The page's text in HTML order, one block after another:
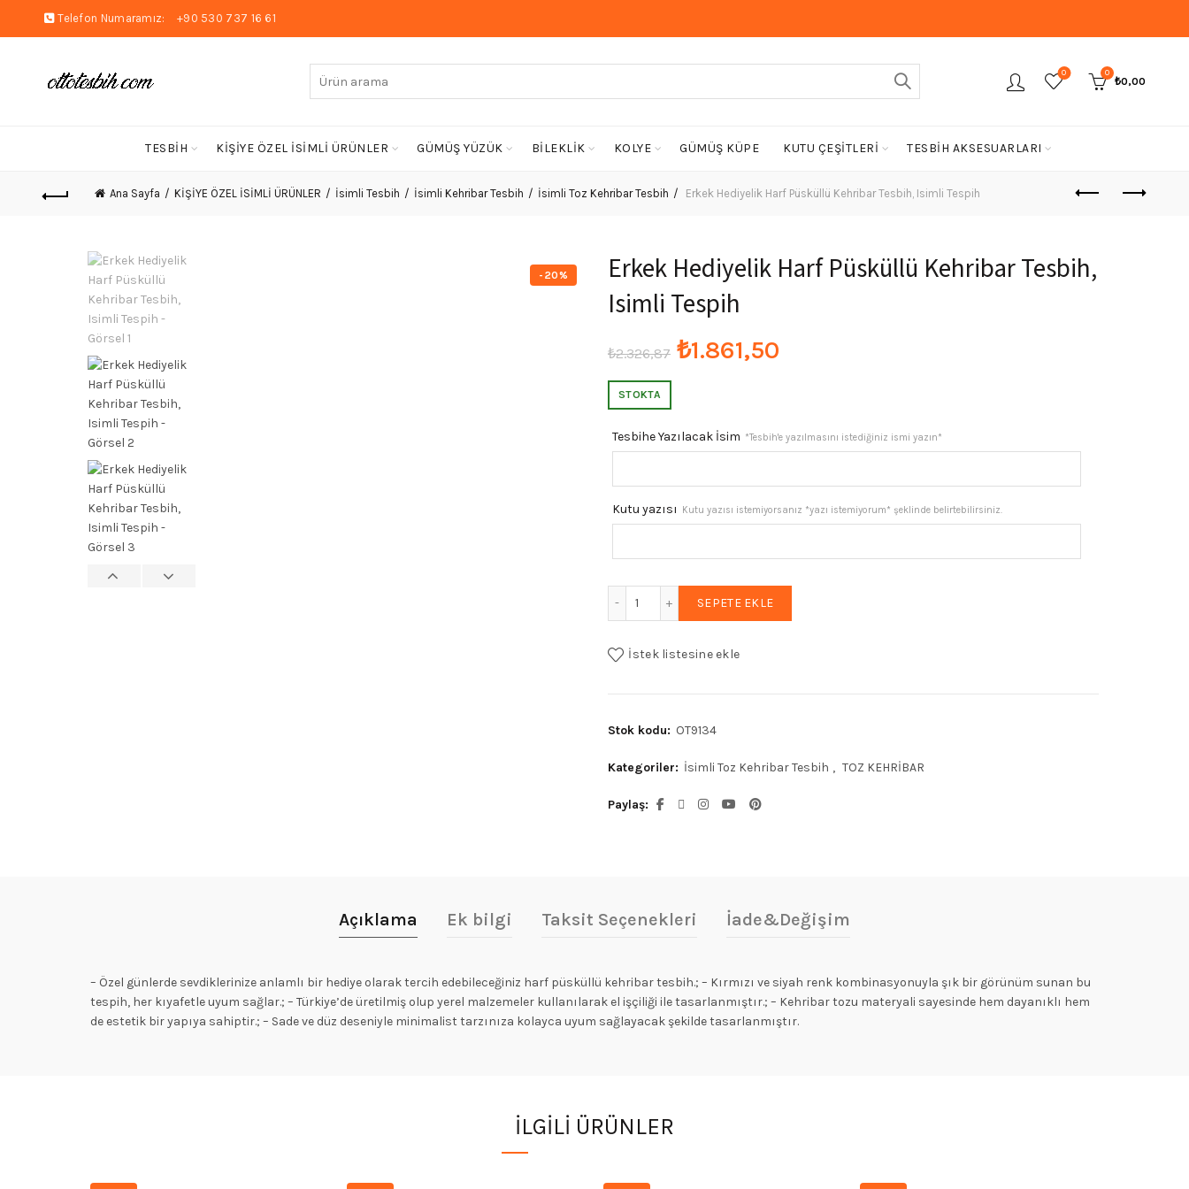
Telefon Numaramız: +90 530 737 16 61
Arayın: 0 0
₺0,00
TESBİH KİŞİYE ÖZEL İSİMLİ ÜRÜNLER GÜMÜŞ YÜZÜK BİLEKLİK KOLYE GÜMÜŞ KÜPE KUTU ÇEŞİTLERİ TESBİH AKSESUARLARI
Ana Sayfa KİŞİYE ÖZEL İSİMLİ ÜRÜNLER İsimli Tesbih İsimli Kehribar Tesbih İsimli Toz Kehribar Tesbih Erkek Hediyelik Harf Püsküllü Kehribar Tesbih, Isimli Tespih
-20%
Erkek Hediyelik Harf Püsküllü Kehribar Tesbih,
Isimli Tespih
₺2.326,87 Orijinal
₺2.326,87.
₺1.861,50
fiyat:
STOKTA
Tesbihe Yazılacak İsim *Tesbih'e yazılmasını istediğiniz ismi yazın*
Kutu yazısı Kutu yazısı istemiyorsanız *yazı istemiyorum* şeklinde belirtebilirsiniz.
SEPETE EKLE
İstek listesine ekle
Stok kodu: OT9134
Kategoriler: İsimli Toz Kehribar Tesbih , TOZ KEHRİBAR
Paylaş
Açıklama Ek bilgi Taksit Seçenekleri İade&Değişim
– Özel günlerde sevdiklerinize anlamlı bir hediye olarak tercih edebileceğiniz harf püsküllü kehribar tesbih.; – Kırmızı ve siyah renk kombinasyonuyla şık bir görünüm sunan bu
tespih, her kıyafetle uyum sağlar.; – Türkiye’de üretilmiş olup yerel malzemeler kullanılarak el işçiliği ile tasarlanmıştır.; – Kehribar tozu materyali sayesinde hem dayanıklı hem
de estetik bir yapıya sahiptir.; – Sade ve düz deseniyle minimalist tarzınıza kolayca uyum sağlayacak şekilde tasarlanmıştır.
İLGILI ÜRÜNLER